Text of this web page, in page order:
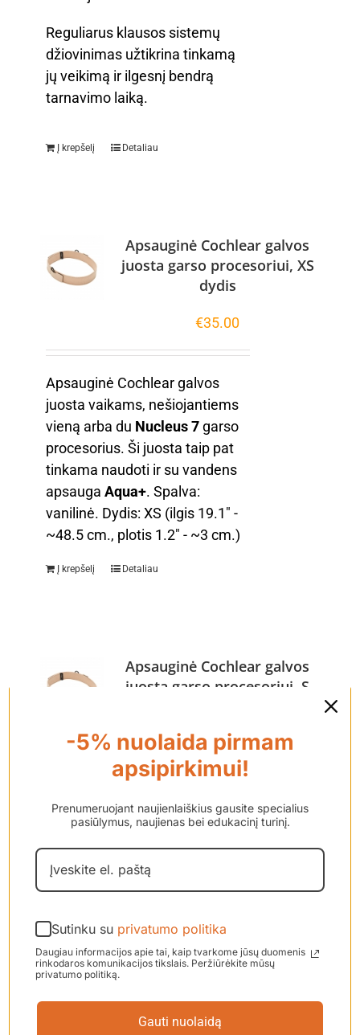
Reguliarus klausos sistemų
džiovinimas užtikrina tinkamą
jų veikimą ir ilgesnį bendrą
tarnavimo laiką.
Į krepšelį Detaliau
Apsauginė Cochlear galvos
juosta garso procesoriui, XS
dydis
€35.00
Apsauginė Cochlear galvos
juosta vaikams, nešiojantiems
vieną arba du Nucleus 7garso
procesorius. Ši juosta taip pat
tinkama naudoti ir su vandens
apsauga Aqua+. Spalva:
vanilinė. Dydis: XS (ilgis 19.1" -
~48.5 cm., plotis 1.2" - ~3 cm.)
Į krepšelį Detaliau
Apsauginė Cochlear galvos
juosta garso procesoriui, S
€35.00
Apsauginė Cochlear galvos
juosta vaikams, nešiojantiems
vieną arba duNucleus 7garso
procesorius. Ši juosta taip pat
tinkama naudoti ir su vandens
vanilinė. Dydis: S (ilgis 21.1"-
~53.5 cm., plotis 1.2" - ~3 cm.)
-5% nuolaida pirmam
apsipirkimui!
Prenumeruojant naujienlaiškius gausite specialius
pasiūlymus, naujienas bei edukacinį turinį.
Sutinku su privatumo politika
Daugiau informacijos apie tai, kaip tvarkome jūsų duomenis
rinkodaros komunikacijos tikslais. Peržiūrėkite mūsų
privatumo politiką.
Gauti nuolaidą